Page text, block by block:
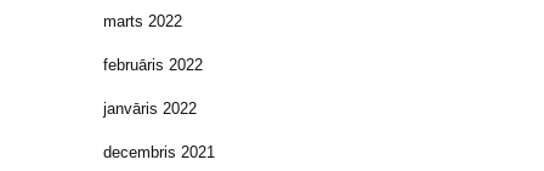
marts 2022
februāris 2022
janvāris 2022
decembris 2021